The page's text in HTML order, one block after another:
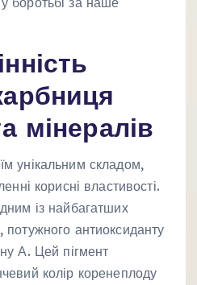
мінералів
унікальним складом,
корисні властивості.
із найбагатших
антиоксиданту
А. Цей пігмент
колір коренеплоду